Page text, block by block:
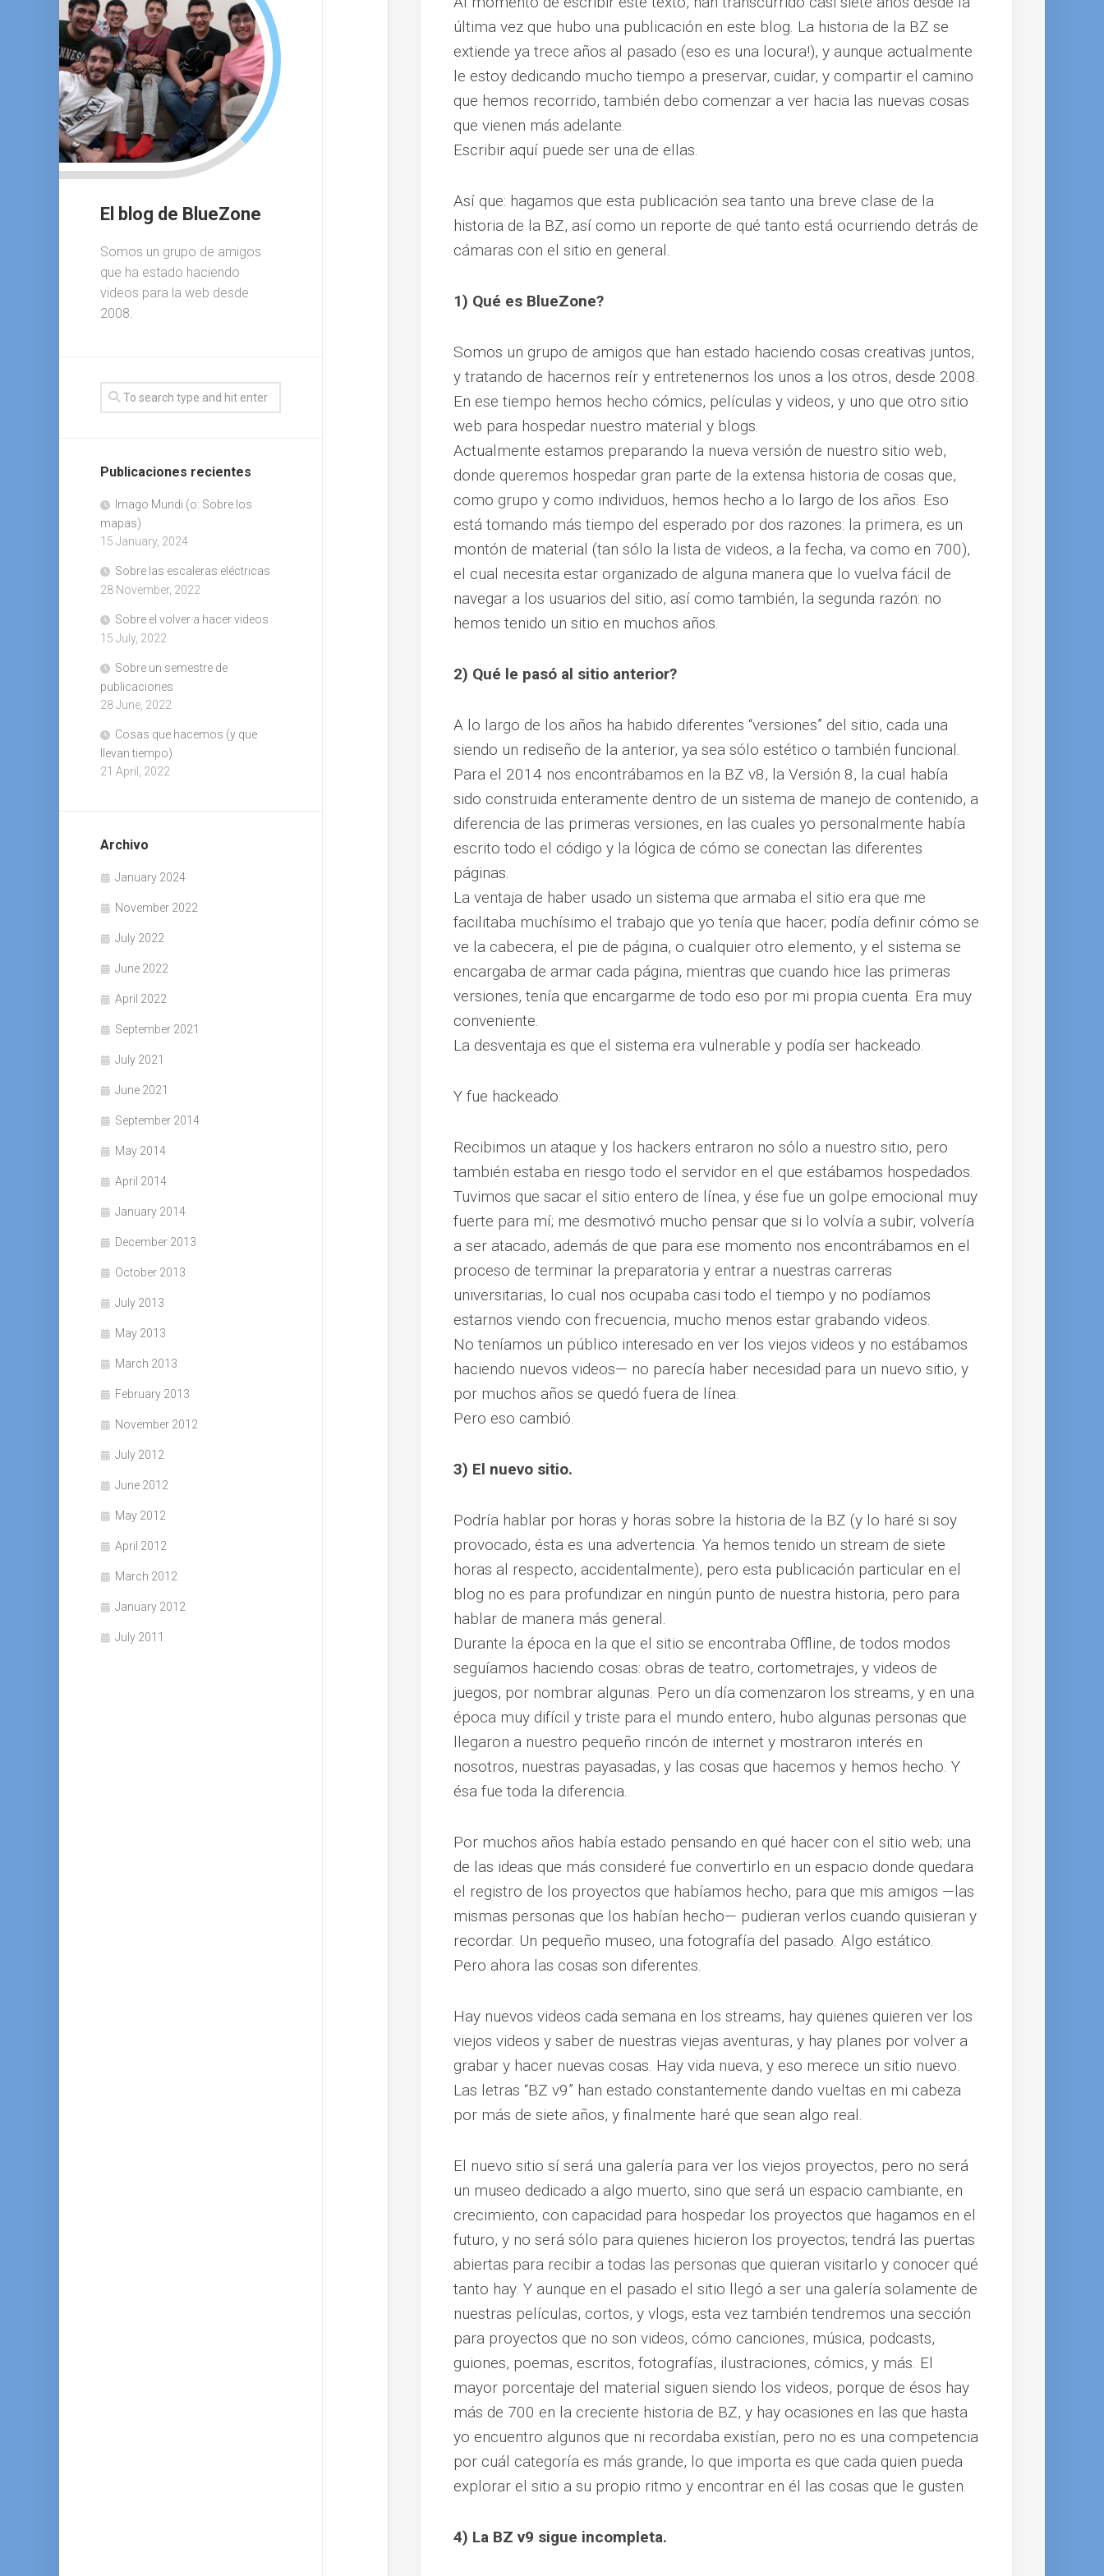
El blog de BlueZone
Somos un grupo de amigos
que ha estado haciendo
videos para la web desde
2008.
Publicaciones recientes
Imago Mundi (o: Sobre los
mapas)
15 January, 2024
Sobre las escaleras eléctricas
28 November, 2022
Sobre el volver a hacer videos
15 July, 2022
Sobre un semestre de
publicaciones
28 June, 2022
Cosas que hacemos (y que
llevan tiempo)
21 April, 2022
Archivo
January 2024
November 2022
July 2022
June 2022
April 2022
September 2021
July 2021
June 2021
September 2014
May 2014
April 2014
January 2014
December 2013
October 2013
July 2013
May 2013
March 2013
February 2013
November 2012
July 2012
June 2012
May 2012
April 2012
March 2012
January 2012
July 2011
última vez que hubo una publicación en este blog. La historia de la BZ se
extiende ya trece años al pasado (eso es una locura!), y aunque actualmente
le estoy dedicando mucho tiempo a preservar, cuidar, y compartir el camino
que hemos recorrido, también debo comenzar a ver hacia las nuevas cosas
que vienen más adelante.
Escribir aquí puede ser una de ellas.
Así que: hagamos que esta publicación sea tanto una breve clase de la
historia de la BZ, así como un reporte de qué tanto está ocurriendo detrás de
cámaras con el sitio en general.
1) Qué es BlueZone?
Somos un grupo de amigos que han estado haciendo cosas creativas juntos,
y tratando de hacernos reír y entretenernos los unos a los otros, desde 2008.
En ese tiempo hemos hecho cómics, películas y videos, y uno que otro sitio
web para hospedar nuestro material y blogs.
Actualmente estamos preparando la nueva versión de nuestro sitio web,
donde queremos hospedar gran parte de la extensa historia de cosas que,
como grupo y como individuos, hemos hecho a lo largo de los años. Eso
está tomando más tiempo del esperado por dos razones: la primera, es un
montón de material (tan sólo la lista de videos, a la fecha, va como en 700),
el cual necesita estar organizado de alguna manera que lo vuelva fácil de
navegar a los usuarios del sitio, así como también, la segunda razón: no
hemos tenido un sitio en muchos años.
2) Qué le pasó al sitio anterior?
A lo largo de los años ha habido diferentes “versiones” del sitio, cada una
siendo un rediseño de la anterior, ya sea sólo estético o también funcional.
Para el 2014 nos encontrábamos en la BZ v8, la Versión 8, la cual había
sido construida enteramente dentro de un sistema de manejo de contenido, a
diferencia de las primeras versiones, en las cuales yo personalmente había
escrito todo el código y la lógica de cómo se conectan las diferentes
páginas.
La ventaja de haber usado un sistema que armaba el sitio era que me
facilitaba muchísimo el trabajo que yo tenía que hacer; podía definir cómo se
ve la cabecera, el pie de página, o cualquier otro elemento, y el sistema se
encargaba de armar cada página, mientras que cuando hice las primeras
versiones, tenía que encargarme de todo eso por mi propia cuenta. Era muy
conveniente.
La desventaja es que el sistema era vulnerable y podía ser hackeado.
Y fue hackeado.
Recibimos un ataque y los hackers entraron no sólo a nuestro sitio, pero
también estaba en riesgo todo el servidor en el que estábamos hospedados.
Tuvimos que sacar el sitio entero de línea, y ése fue un golpe emocional muy
fuerte para mí; me desmotivó mucho pensar que si lo volvía a subir, volvería
a ser atacado, además de que para ese momento nos encontrábamos en el
proceso de terminar la preparatoria y entrar a nuestras carreras
universitarias, lo cual nos ocupaba casi todo el tiempo y no podíamos
estarnos viendo con frecuencia, mucho menos estar grabando videos.
No teníamos un público interesado en ver los viejos videos y no estábamos
haciendo nuevos videos— no parecía haber necesidad para un nuevo sitio, y
por muchos años se quedó fuera de línea.
Pero eso cambió.
3) El nuevo sitio.
Podría hablar por horas y horas sobre la historia de la BZ (y lo haré si soy
provocado, ésta es una advertencia. Ya hemos tenido un stream de siete
horas al respecto, accidentalmente), pero esta publicación particular en el
blog no es para profundizar en ningún punto de nuestra historia, pero para
hablar de manera más general.
Durante la época en la que el sitio se encontraba Offline, de todos modos
seguíamos haciendo cosas: obras de teatro, cortometrajes, y videos de
juegos, por nombrar algunas. Pero un día comenzaron los streams, y en una
época muy difícil y triste para el mundo entero, hubo algunas personas que
llegaron a nuestro pequeño rincón de internet y mostraron interés en
nosotros, nuestras payasadas, y las cosas que hacemos y hemos hecho. Y
ésa fue toda la diferencia.
Por muchos años había estado pensando en qué hacer con el sitio web; una
de las ideas que más consideré fue convertirlo en un espacio donde quedara
el registro de los proyectos que habíamos hecho, para que mis amigos —las
mismas personas que los habían hecho— pudieran verlos cuando quisieran y
recordar. Un pequeño museo, una fotografía del pasado. Algo estático.
Pero ahora las cosas son diferentes.
Hay nuevos videos cada semana en los streams, hay quienes quieren ver los
viejos videos y saber de nuestras viejas aventuras, y hay planes por volver a
grabar y hacer nuevas cosas. Hay vida nueva, y eso merece un sitio nuevo.
Las letras “BZ v9” han estado constantemente dando vueltas en mi cabeza
por más de siete años, y finalmente haré que sean algo real.
El nuevo sitio sí será una galería para ver los viejos proyectos, pero no será
un museo dedicado a algo muerto, sino que será un espacio cambiante, en
crecimiento, con capacidad para hospedar los proyectos que hagamos en el
futuro, y no será sólo para quienes hicieron los proyectos; tendrá las puertas
abiertas para recibir a todas las personas que quieran visitarlo y conocer qué
tanto hay. Y aunque en el pasado el sitio llegó a ser una galería solamente de
nuestras películas, cortos, y vlogs, esta vez también tendremos una sección
para proyectos que no son videos, cómo canciones, música, podcasts,
guiones, poemas, escritos, fotografías, ilustraciones, cómics, y más. El
mayor porcentaje del material siguen siendo los videos, porque de ésos hay
más de 700 en la creciente historia de BZ, y hay ocasiones en las que hasta
yo encuentro algunos que ni recordaba existían, pero no es una competencia
por cuál categoría es más grande, lo que importa es que cada quien pueda
explorar el sitio a su propio ritmo y encontrar en él las cosas que le gusten.
4) La BZ v9 sigue incompleta.